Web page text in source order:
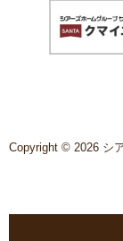
Copyright © 2026 シ